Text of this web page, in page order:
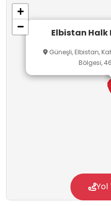
Elbistan Halk
Güneşli, Elbistan,
Bölgesi,
+
−
Yol